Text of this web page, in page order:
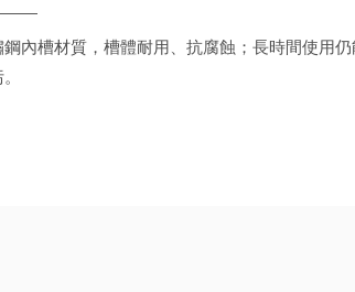
內槽材質，槽體耐用、抗腐蝕；長時間使用